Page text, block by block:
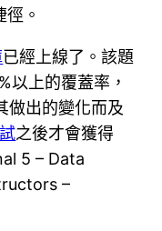
。
已經上線了。該題
以上的覆蓋率，
做出的變化而及
之後才會獲得
5 – Data
–